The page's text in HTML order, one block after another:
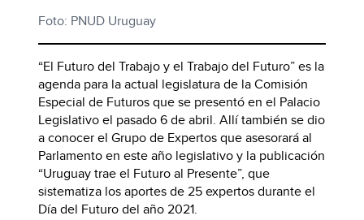
Foto: PNUD Uruguay
“El Futuro del Trabajo y el Trabajo del Futuro” es la
agenda para la actual legislatura de la Comisión
Especial de Futuros que se presentó en el Palacio
Legislativo el pasado 6 de abril. Allí también se dio
a conocer el Grupo de Expertos que asesorará al
Parlamento en este año legislativo y la publicación
“Uruguay trae el Futuro al Presente”, que
sistematiza los aportes de 25 expertos durante el
Día del Futuro del año 2021.